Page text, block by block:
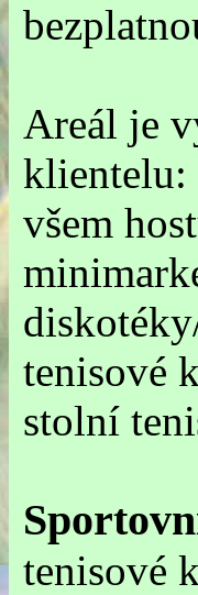
Areál je
klientelu:
všem
tenisové
stolní
tenisové